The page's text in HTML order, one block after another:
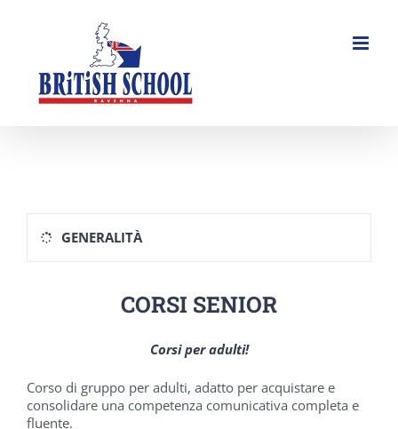
GENERALITÀ
CORSI SENIOR
Corsi per adulti!
Corso di gruppo per adulti, adatto per acquistare e
consolidare una competenza comunicativa completa e
fluente.